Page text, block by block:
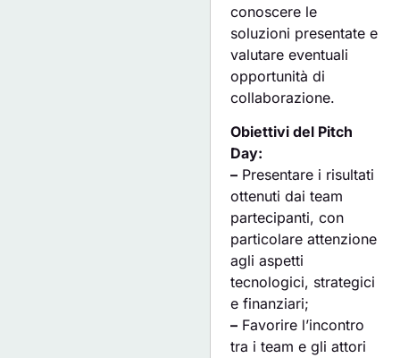
conoscere le
soluzioni presentate e
valutare eventuali
opportunità di
collaborazione.
Obiettivi del Pitch
Day:
– Presentare i risultati
ottenuti dai team
partecipanti, con
particolare attenzione
agli aspetti
tecnologici, strategici
e finanziari;
– Favorire l’incontro
tra i team e gli attori